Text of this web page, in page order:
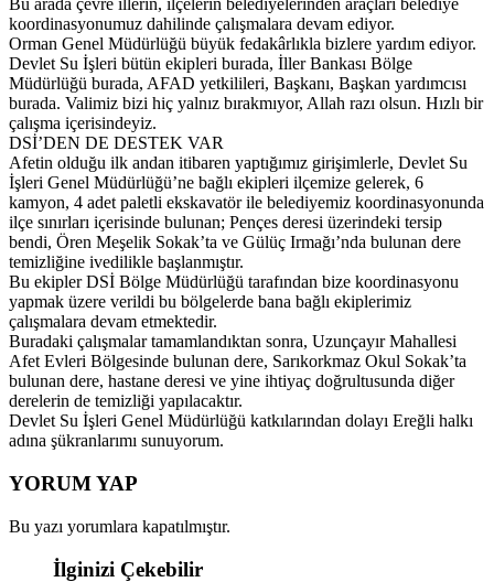
Bu arada çevre illerin, ilçelerin belediyelerinden araçları belediye
koordinasyonumuz dahilinde çalışmalara devam ediyor.
Orman Genel Müdürlüğü büyük fedakârlıkla bizlere yardım ediyor.
Devlet Su İşleri bütün ekipleri burada, İller Bankası Bölge
Müdürlüğü burada, AFAD yetkilileri, Başkanı, Başkan yardımcısı
burada. Valimiz bizi hiç yalnız bırakmıyor, Allah razı olsun. Hızlı bir
çalışma içerisindeyiz.
DSİ’DEN DE DESTEK VAR
Afetin olduğu ilk andan itibaren yaptığımız girişimlerle, Devlet Su
İşleri Genel Müdürlüğü’ne bağlı ekipleri ilçemize gelerek, 6
kamyon, 4 adet paletli ekskavatör ile belediyemiz koordinasyonunda
ilçe sınırları içerisinde bulunan; Pençes deresi üzerindeki tersip
bendi, Ören Meşelik Sokak’ta ve Gülüç Irmağı’nda bulunan dere
temizliğine ivedilikle başlanmıştır.
Bu ekipler DSİ Bölge Müdürlüğü tarafından bize koordinasyonu
yapmak üzere verildi bu bölgelerde bana bağlı ekiplerimiz
çalışmalara devam etmektedir.
Buradaki çalışmalar tamamlandıktan sonra, Uzunçayır Mahallesi
Afet Evleri Bölgesinde bulunan dere, Sarıkorkmaz Okul Sokak’ta
bulunan dere, hastane deresi ve yine ihtiyaç doğrultusunda diğer
derelerin de temizliği yapılacaktır.
Devlet Su İşleri Genel Müdürlüğü katkılarından dolayı Ereğli halkı
adına şükranlarımı sunuyorum.
YORUM YAP
Bu yazı yorumlara kapatılmıştır.
İlginizi Çekebilir